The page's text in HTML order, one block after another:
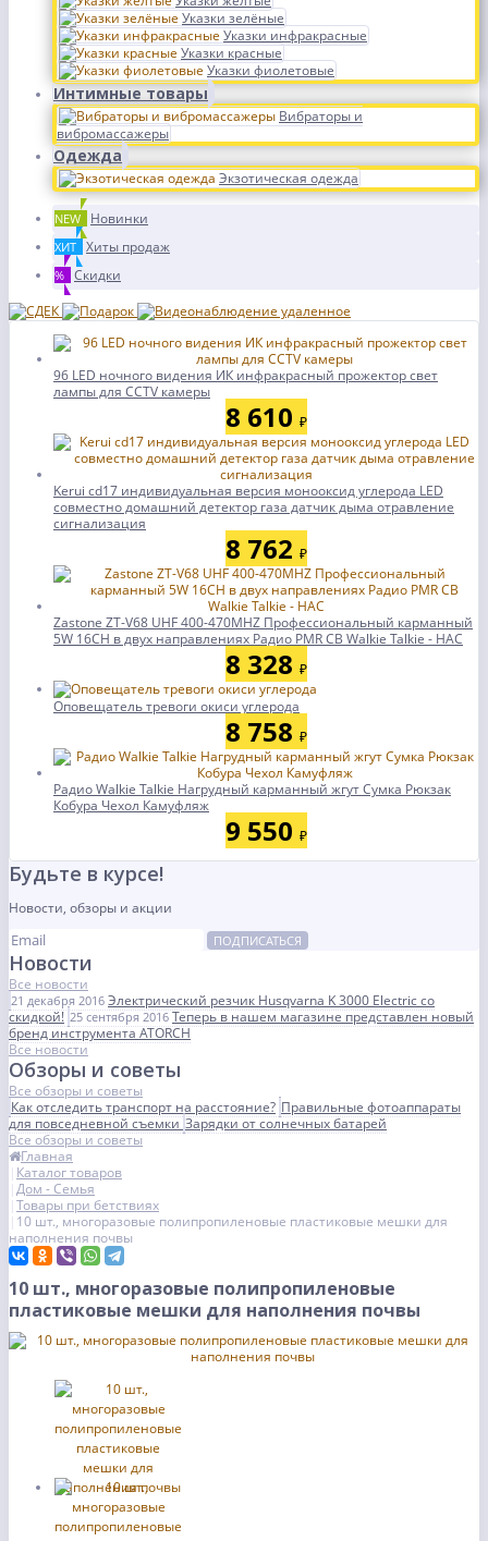
Указки зелёные
Указки инфракрасные
Указки красные
Указки фиолетовые
Интимные товары
Вибраторы и
вибромассажеры
Одежда
Экзотическая одежда
NEW Новинки
ХИТ Хиты продаж
% Скидки
96 LED ночного видения ИК инфракрасный прожектор свет
лампы для CCTV камеры
8 610 ₽
Kerui cd17 индивидуальная версия монооксид углерода LED
совместно домашний детектор газа датчик дыма отравление
сигнализация
8 762 ₽
Zastone ZT-V68 UHF 400-470MHZ Профессиональный карманный
5W 16CH в двух направлениях Радио PMR CB Walkie Talkie - НАС
8 328 ₽
Оповещатель тревоги окиси углерода
8 758 ₽
Радио Walkie Talkie Нагрудный карманный жгут Сумка Рюкзак
Кобура Чехол Камуфляж
9 550 ₽
Будьте в курсе!
Новости, обзоры и акции
ПОДПИСАТЬСЯ
Новости
Все новости
21 декабря 2016 Электрический резчик Husqvarna K 3000 Electric со
скидкой! 25 сентября 2016 Теперь в нашем магазине представлен новый
бренд инструмента ATORCH
Все новости
Обзоры и советы
Все обзоры и советы
Как отследить транспорт на расстояние? Правильные фотоаппараты
для повседневной съемкиЗарядки от солнечных батарей
Все обзоры и советы
Главная
Каталог товаров
Дом - Семья
Товары при бетствиях
10 шт., многоразовые полипропиленовые пластиковые мешки для
наполнения почвы
10 шт., многоразовые полипропиленовые
пластиковые мешки для наполнения почвы